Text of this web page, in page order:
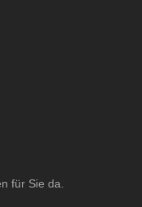
für Sie da.